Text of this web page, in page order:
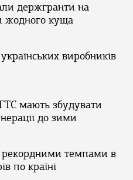
держгранти на
жодного куща
виробників
мають збудувати
до зими
рекордними темпами в
по країні